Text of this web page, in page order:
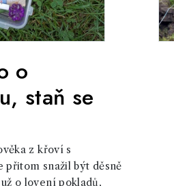
o
staň se
z křoví s
přitom snažil být děsně
o lovení pokladů,